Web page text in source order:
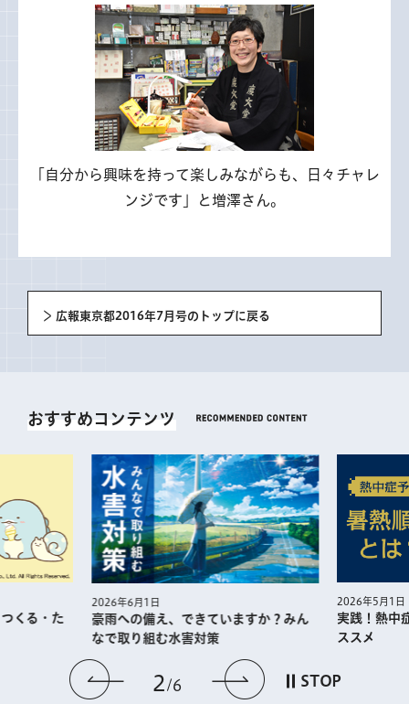
「自分から興味を持って楽しみながらも、日々チャレ
ンジです」と増澤さん。
広報東京都2016年7月号のトップに戻る
おすすめコンテンツ
前のスライドを表示
2 6 次のスライドを
STOP
くる・た
2026年6月1日
豪雨への備え、できていますか？みん
なで取り組む水害対策
2026年5月1日
実践！熱中
ススメ